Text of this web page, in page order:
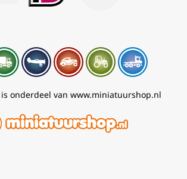
is onderdeel van www.miniatuurshop.nl